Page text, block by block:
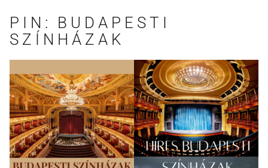
PIN: BUDAPESTI
SZÍNHÁZAK